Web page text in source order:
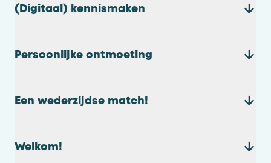
(Digitaal) kennismaken
Persoonlijke ontmoeting
Een wederzijdse match!
Welkom!